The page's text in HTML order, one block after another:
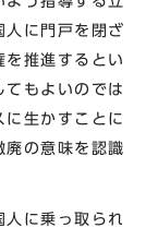
人に門戸を閉ざ
を推進するとい
てもよいのでは
に生かすことに
廃の意味を認識
に乗っ取られ